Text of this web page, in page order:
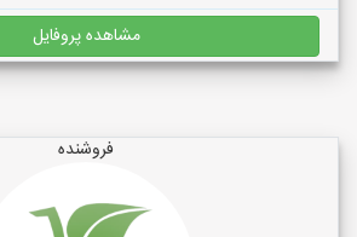
مشاهده پروفایل
فروشنده